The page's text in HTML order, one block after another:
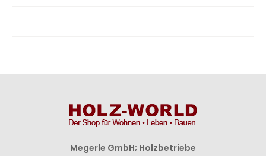
Megerle GmbH; Holzbetriebe